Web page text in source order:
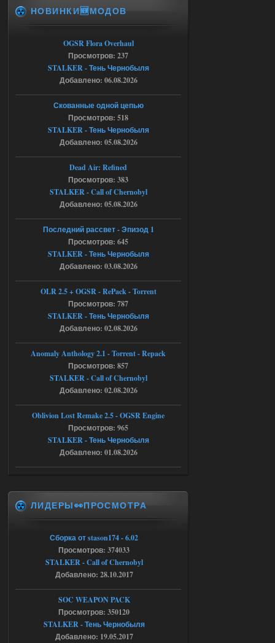
Доступно только для пользователей
Ответить ➤
Спавнер + Правки + Античит - Dead
City Final
Что то не работает спавнер,
все устанавливал по
мануалу......
Ответить ➤
06.08.2026
Игра для сталкера 21-очко
ruslanpyrusov
как изменить макс сумму
ставки в файлах чтобы
ставить больше 1 к
Ответить ➤
05.08.2026
Тайна Зоны - Remaster 2026
Stalker-Mods-Clan-su
Доступно только для пользователей
Ответить ➤
05.08.2026
Тайна Зоны - Remaster 2026
патч я установил после
установки мода, да, ладно,
наверное вы правы придется ожидать
Stalker-Mods-Clan-su
Ответить ➤
05.08.2026
AndreySA
[05.08.26
20:23:10.934] [17468]
FATAL ERROR
НОВИНКИ🆕МОДОВ
OGSR Flora Overhaul
Просмотров: 237
STALKER - Тень Чернобыля
Добавлено: 06.08.2026
Скованные одной цепью
Просмотров: 518
STALKER - Тень Чернобыля
Добавлено: 05.08.2026
Dead Air: Refined
Просмотров: 383
STALKER - Call of Chernobyl
Добавлено: 05.08.2026
Последний рассвет - Эпизод 1
Просмотров: 645
STALKER - Тень Чернобыля
Добавлено: 03.08.2026
OLR 2.5 + OGSR - RePack - Torrent
Просмотров: 787
STALKER - Тень Чернобыля
Добавлено: 02.08.2026
Anomaly Anthology 2.1 - Torrent - Repack
Просмотров: 857
STALKER - Call of Chernobyl
Добавлено: 02.08.2026
Oblivion Lost Remake 2.5 - OGSR Engine
Просмотров: 965
STALKER - Тень Чернобыля
Добавлено: 01.08.2026
ЛИДЕРЫ👀ПРОСМОТРА
Сборка от stason174 - 6.02
Просмотров: 374033
STALKER - Call of Chernobyl
Добавлено: 28.10.2017
SOC WEAPON PACK
Просмотров: 350120
STALKER - Тень Чернобыля
Добавлено: 19.05.2017